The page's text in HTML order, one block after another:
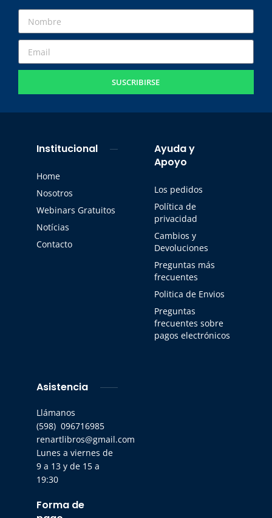
SUSCRIBIRSE
Institucional
Home
Nosotros
Webinars Gratuitos
Notícias
Contacto
Ayuda y
Apoyo
Los pedidos
Política de
privacidad
Cambios y
Devoluciones
Preguntas más
frecuentes
Politica de Envios
Preguntas
frecuentes sobre
pagos electrónicos
Asistencia
Llámanos
(598) 096716985
renartlibros@gmail.com
Lunes a viernes de
9 a 13 y de 15 a
19:30
Forma de